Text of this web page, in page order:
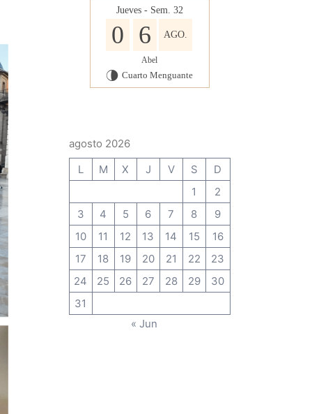
Jueves - Sem. 32
0 6 AGO.
Abel
U Cuarto Menguante
agosto 2026
L
M X J V S
D
1
2
3
4 5 6 7 8
9
10
11 12 13 14 15
16
17
18 19 20 21 22
23
24
25 26 27 28 29
30
31
« Jun